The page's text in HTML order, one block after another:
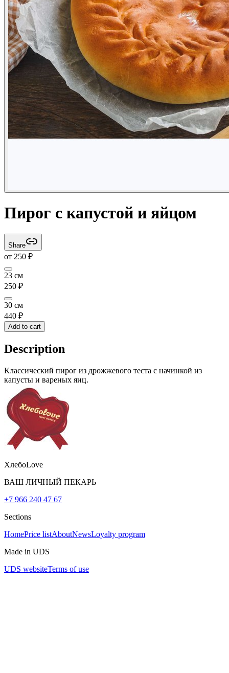
Пирог с капустой и яйцом
Share
от 250 ₽
23 см
250 ₽
30 см
440 ₽
Add to cart
Description
Классический пирог из дрожжевого теста с начинкой из
капусты и вареных яиц.
ХлебоLove
ВАШ ЛИЧНЫЙ ПЕКАРЬ
+7 966 240 47 67
Sections
HomePrice listAboutNewsLoyalty program
Made in UDS
UDS websiteTerms of use